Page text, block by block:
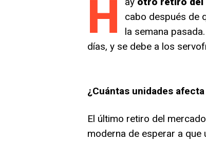
H
cabo después de
la semana
días, y se debe a los
¿Cuántas unidades
El último retiro del
moderna de esperar a que